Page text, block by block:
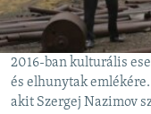
2016-ban kulturális
és elhunytak
akit Szergej Nazimov